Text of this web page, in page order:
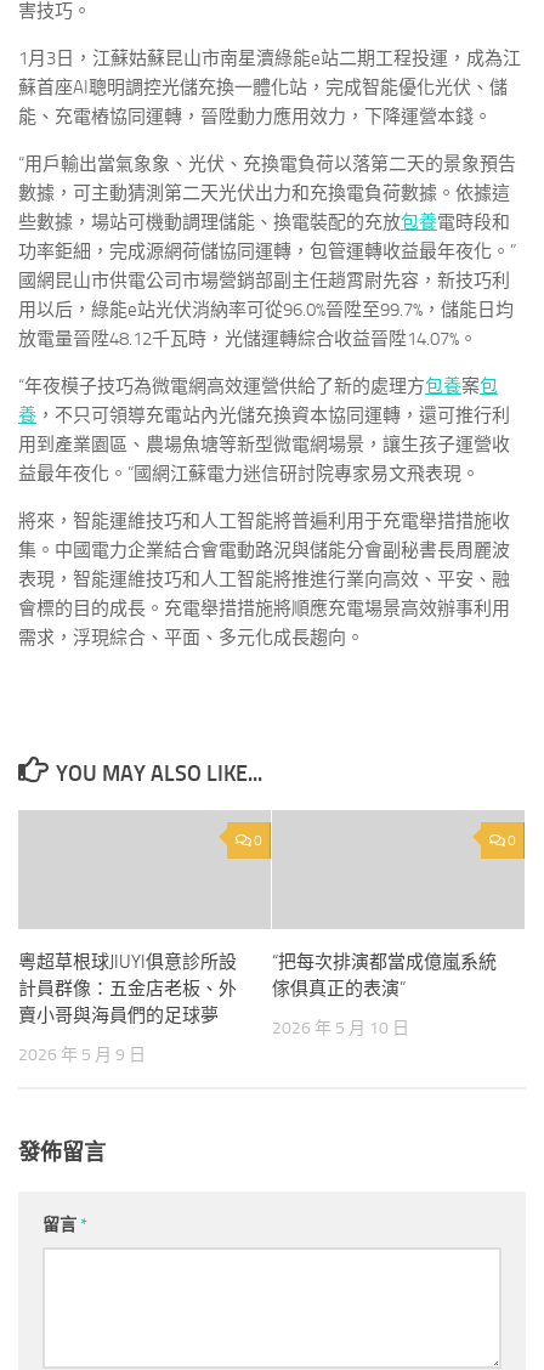
害技巧。
1月3日，江蘇姑蘇昆山市南星瀆綠能e站二期工程投運，成為江
蘇首座AI聰明調控光儲充換一體化站，完成智能優化光伏、儲
能、充電樁協同運轉，晉陞動力應用效力，下降運營本錢。
“用戶輸出當氣象象、光伏、充換電負荷以落第二天的景象預告
數據，可主動猜測第二天光伏出力和充換電負荷數據。依據這
些數據，場站可機動調理儲能、換電裝配的充放包養電時段和
功率鉅細，完成源網荷儲協同運轉，包管運轉收益最年夜化。”
國網昆山市供電公司市場營銷部副主任趙霄尉先容，新技巧利
用以后，綠能e站光伏消納率可從96.0%晉陞至99.7%，儲能日均
放電量晉陞48.12千瓦時，光儲運轉綜合收益晉陞14.07%。
“年夜模子技巧為微電網高效運營供給了新的處理方包養案包
養 ，不只可領導充電站內光儲充換資本協同運轉，還可推行利
用到產業園區、農場魚塘等新型微電網場景，讓生孩子運營收
益最年夜化。”國網江蘇電力迷信研討院專家易文飛表現。
將來，智能運維技巧和人工智能將普遍利用于充電舉措措施收
集。中國電力企業結合會電動路況與儲能分會副秘書長周麗波
表現，智能運維技巧和人工智能將推進行業向高效、平安、融
會標的目的成長。充電舉措措施將順應充電場景高效辦事利用
需求，浮現綜合、平面、多元化成長趨向。
YOU MAY ALSO LIKE...
0
粵超草根球JIUYI俱意診所設
計員群像：五金店老板、外
賣小哥與海員們的足球夢
2026 年 5 月 9 日
0
“把每次排演都當成億嵐系統
傢俱真正的表演”
2026 年 5 月 10 日
發佈留言
留言*